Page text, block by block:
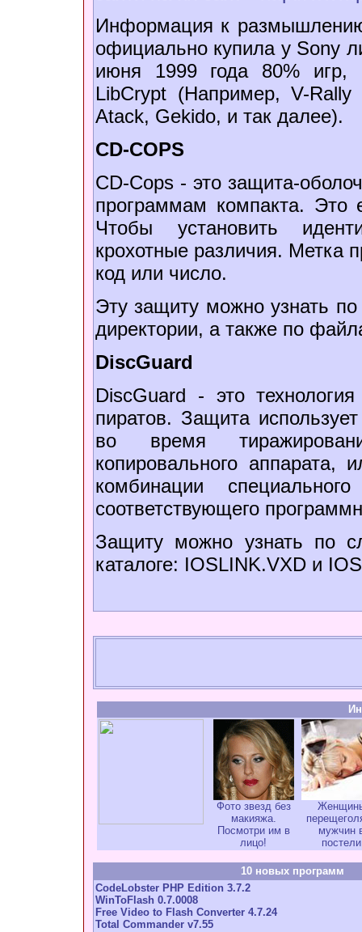
Информация к
официально купила у Sony
июня 1999 года 80% игр,
LibCrypt (Например, V-
Atack, Gekido, и так далее).
CD-COPS
CD-Cops - это защита-
программам компакта. Это
Чтобы установить
крохотные различия. Метка
код или число.
Эту защиту можно узнать
директории, а также по
DiscGuard
DiscGuard - это
пиратов. Защита
во время
копировального
комбинации
соответствующего
Защиту можно узнать по
каталоге: IOSLINK.VXD и
Фото звезд без
макияжа.
Посмотри им в
лицо!
мужчин
постели
10 новых программ
CodeLobster PHP Edition 3.7.2
WinToFlash 0.7.0008
Free Video to Flash Converter 4.7.24
Total Commander v7.55